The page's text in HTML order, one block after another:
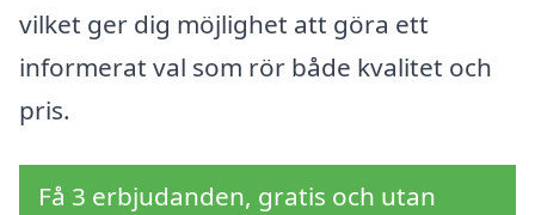
vilket ger dig möjlighet att göra ett
informerat val som rör både kvalitet och
pris.
Få 3 erbjudanden, gratis och utan